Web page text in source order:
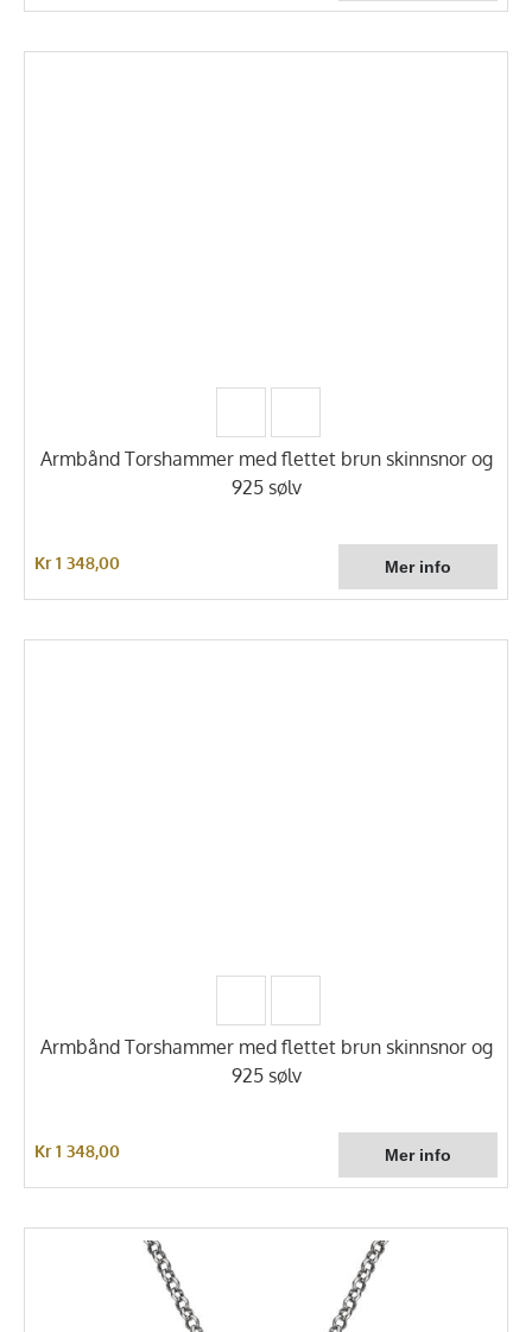
Armbånd Torshammer med flettet brun skinnsnor og
925 sølv
Kr 1 348,00
Armbånd Torshammer med flettet brun skinnsnor og
925 sølv
Kr 1 348,00